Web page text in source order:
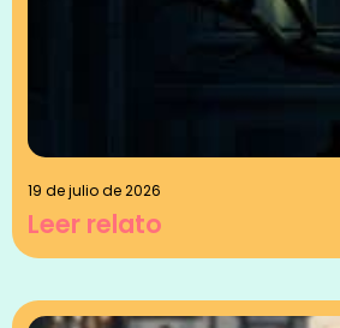
19 de julio de 2026
Leer relato